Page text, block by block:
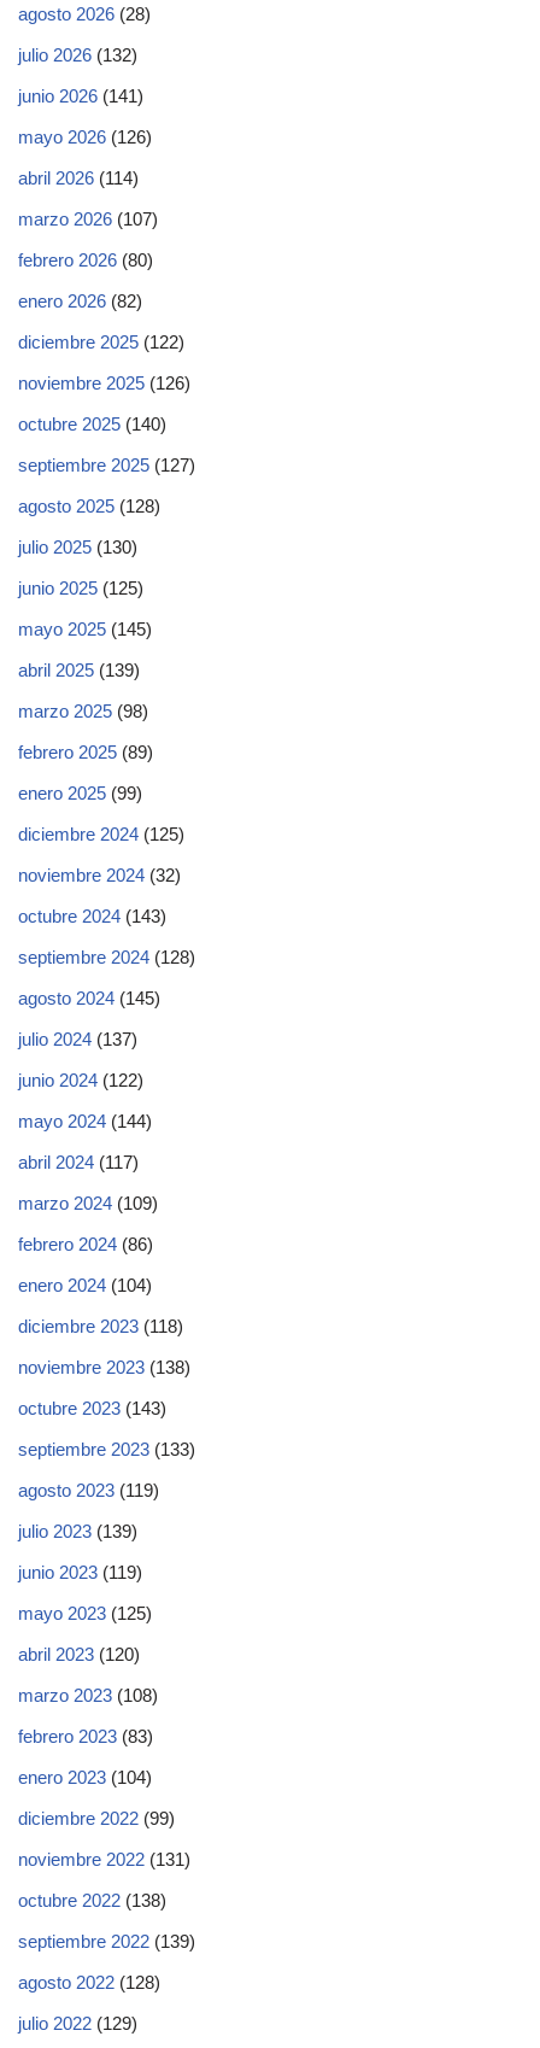
agosto 2026 (28)
julio 2026 (132)
junio 2026 (141)
mayo 2026 (126)
abril 2026 (114)
marzo 2026 (107)
febrero 2026 (80)
enero 2026 (82)
diciembre 2025 (122)
noviembre 2025 (126)
octubre 2025 (140)
septiembre 2025 (127)
agosto 2025 (128)
julio 2025 (130)
junio 2025 (125)
mayo 2025 (145)
abril 2025 (139)
marzo 2025 (98)
febrero 2025 (89)
enero 2025 (99)
diciembre 2024 (125)
noviembre 2024 (32)
octubre 2024 (143)
septiembre 2024 (128)
agosto 2024 (145)
julio 2024 (137)
junio 2024 (122)
mayo 2024 (144)
abril 2024 (117)
marzo 2024 (109)
febrero 2024 (86)
enero 2024 (104)
diciembre 2023 (118)
noviembre 2023 (138)
octubre 2023 (143)
septiembre 2023 (133)
agosto 2023 (119)
julio 2023 (139)
junio 2023 (119)
mayo 2023 (125)
abril 2023 (120)
marzo 2023 (108)
febrero 2023 (83)
enero 2023 (104)
diciembre 2022 (99)
noviembre 2022 (131)
octubre 2022 (138)
septiembre 2022 (139)
agosto 2022 (128)
julio 2022 (129)